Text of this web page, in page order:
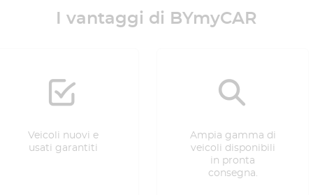
I vantaggi di BYmyCAR
Veicoli nuovi e
usati garantiti
Ampia gamma di
veicoli disponibili
in pronta
consegna.